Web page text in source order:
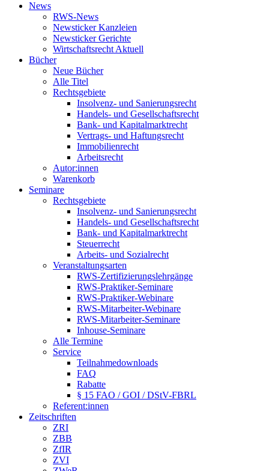
News
RWS-News
Newsticker Kanzleien
Newsticker Gerichte
Wirtschaftsrecht Aktuell
Bücher
Neue Bücher
Alle Titel
Rechtsgebiete
Insolvenz- und Sanierungsrecht
Handels- und Gesellschaftsrecht
Bank- und Kapitalmarktrecht
Vertrags- und Haftungsrecht
Immobilienrecht
Arbeitsrecht
Autor:innen
Warenkorb
Seminare
Rechtsgebiete
Insolvenz- und Sanierungsrecht
Handels- und Gesellschaftsrecht
Bank- und Kapitalmarktrecht
Steuerrecht
Arbeits- und Sozialrecht
Veranstaltungsarten
RWS-Zertifizierungslehrgänge
RWS-Praktiker-Seminare
RWS-Praktiker-Webinare
RWS-Mitarbeiter-Webinare
RWS-Mitarbeiter-Seminare
Inhouse-Seminare
Alle Termine
Service
Teilnahmedownloads
FAQ
Rabatte
§ 15 FAO / GOI / DStV-FBRL
Referent:innen
Zeitschriften
ZRI
ZBB
ZfIR
ZVI